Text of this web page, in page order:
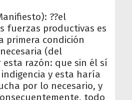
??el
fuerzas productivas es
primera condición
(del
esta razón: que sin él sí
y esta haría
por lo necesario, y
todo